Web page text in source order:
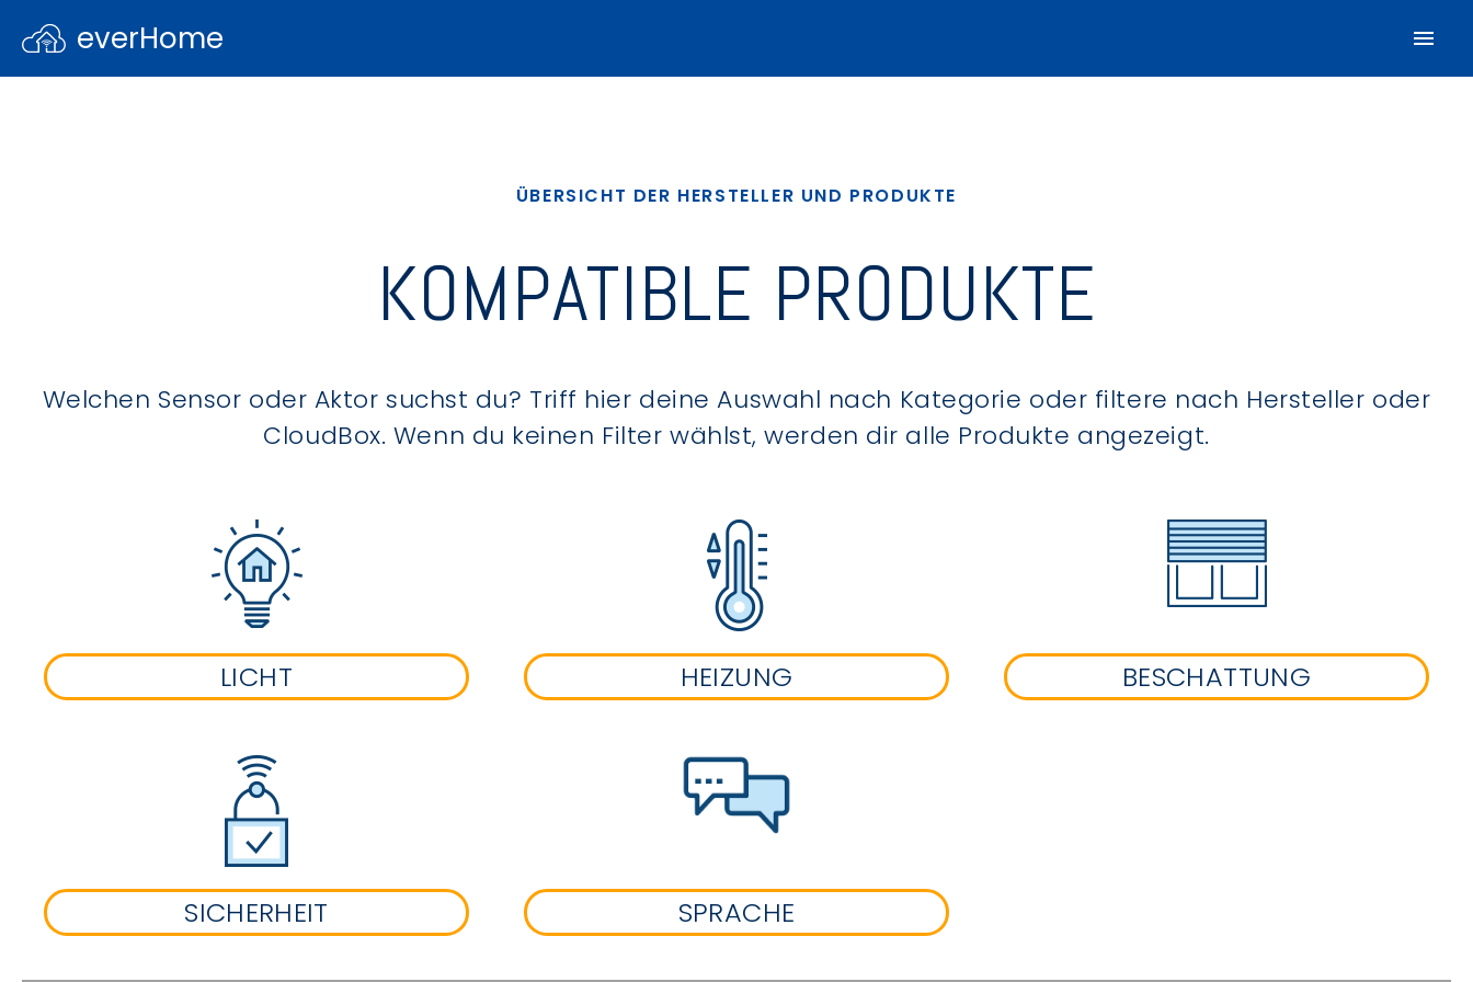
everHome
ÜBERSICHT DER HERSTELLER UND PRODUKTE
KOMPATIBLE PRODUKTE
Welchen Sensor oder Aktor suchst du? Triff hier deine Auswahl nach Kategorie oder filtere nach Hersteller oder
CloudBox. Wenn du keinen Filter wählst, werden dir alle Produkte angezeigt.
LICHT HEIZUNG BESCHATTUNG
SICHERHEIT SPRACHE